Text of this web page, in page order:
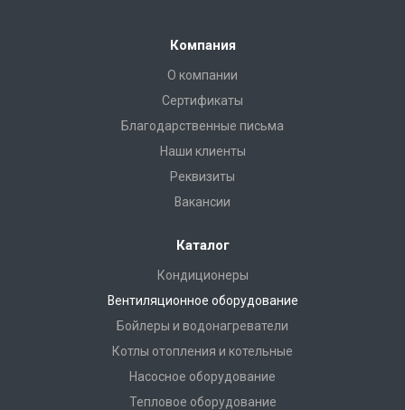
Компания
О компании
Сертификаты
Благодарственные письма
Наши клиенты
Реквизиты
Вакансии
Каталог
Кондиционеры
Вентиляционное оборудование
Бойлеры и водонагреватели
Котлы отопления и котельные
Насосное оборудование
Тепловое оборудование